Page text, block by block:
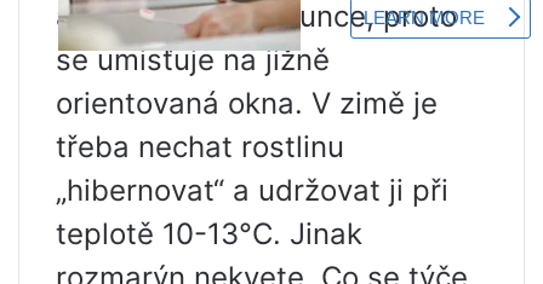
ale velmi miluje slunce, proto
se umisťuje na jižně
orientovaná okna. V zimě je
třeba nechat rostlinu
„hibernovat“ a udržovat ji při
teplotě 10-13°C. Jinak